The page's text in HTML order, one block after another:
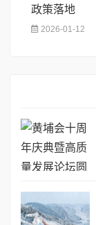
政策落地
2026-01-12